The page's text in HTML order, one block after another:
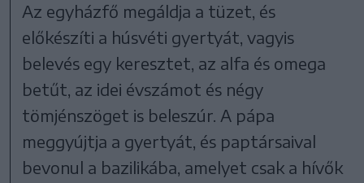
Az egyházfő megáldja a tüzet, és
előkészíti a húsvéti gyertyát, vagyis
belevés egy keresztet, az alfa és omega
betűt, az idei évszámot és négy
tömjénszöget is beleszúr. A pápa
meggyújtja a gyertyát, és paptársaival
bevonul a bazilikába, amelyet csak a hívők